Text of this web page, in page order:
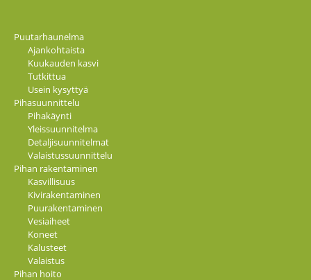
Puutarhaunelma
Ajankohtaista
Kuukauden kasvi
Tutkittua
Usein kysyttyä
Pihasuunnittelu
Pihakäynti
Yleissuunnitelma
Detaljisuunnitelmat
Valaistussuunnittelu
Pihan rakentaminen
Kasvillisuus
Kivirakentaminen
Puurakentaminen
Vesiaiheet
Koneet
Kalusteet
Valaistus
Pihan hoito